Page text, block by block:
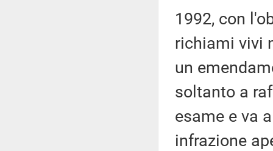
1992, con
richiami vivi
un
soltanto a
esame e va
infrazione